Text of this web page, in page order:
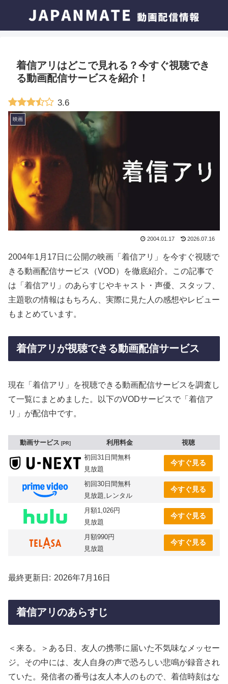
着信アリはどこで見れる？今すぐ視聴でき
る動画配信サービスを紹介！
3.6
映画
2004.01.17 2026.07.16
2004年1月17日に公開の映画「着信アリ」を今すぐ視聴で
きる動画配信サービス（VOD）を徹底紹介。この記事で
は「着信アリ」のあらすじやキャスト・声優、スタッフ、
主題歌の情報はもちろん、実際に見た人の感想やレビュー
もまとめています。
着信アリが視聴できる動画配信サービス
現在「着信アリ」を視聴できる動画配信サービスを調査し
て一覧にまとめました。以下のVODサービスで「着信ア
リ」が配信中です。
動画サービス PR 利用料金
視聴
初回31日間無料
見放題
今すぐ見る
初回30日間無料
見放題,レンタル
今すぐ見る
月額1,026円
見放題
今すぐ見る
月額990円
見放題
今すぐ見る
最終更新日 2026年7月16日
着信アリのあらすじ
＜来る。＞ある日、友人の携帯に届いた不気味なメッセー
ジ。その中には、友人自身の声で恐ろしい悲鳴が録音され
ていた。発信者の番号は友人本人のもので、着信時刻はな